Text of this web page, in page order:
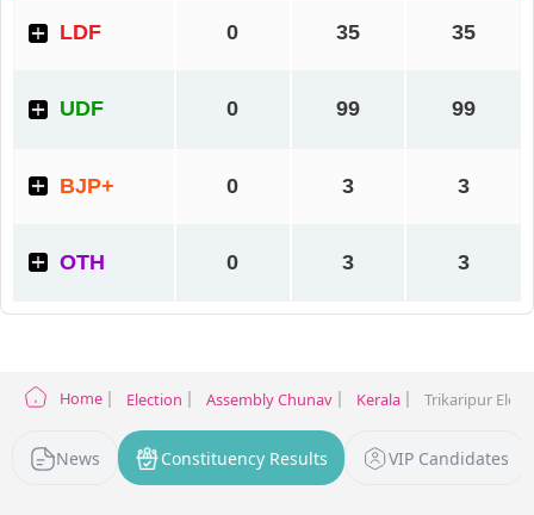
Home Election Assembly Chunav Kerala Trikaripur
News Constituency Results VIP Candidates